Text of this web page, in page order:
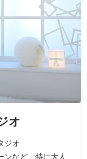
オ
ジオ
など、 特に大人